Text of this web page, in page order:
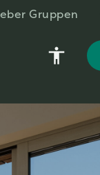
Gruppen
accessibility